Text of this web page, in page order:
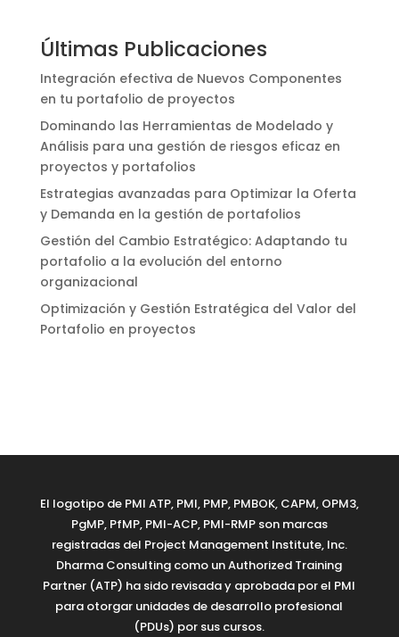
Últimas Publicaciones
Integración efectiva de Nuevos Componentes
en tu portafolio de proyectos
Dominando las Herramientas de Modelado y
Análisis para una gestión de riesgos eficaz en
proyectos y portafolios
Estrategias avanzadas para Optimizar la Oferta
y Demanda en la gestión de portafolios
Gestión del Cambio Estratégico: Adaptando tu
portafolio a la evolución del entorno
organizacional
Optimización y Gestión Estratégica del Valor del
Portafolio en proyectos
El logotipo de PMI ATP, PMI, PMP, PMBOK, CAPM, OPM3,
PgMP, PfMP, PMI-ACP, PMI-RMP son marcas
registradas del Project Management Institute, Inc.
Dharma Consulting como un Authorized Training
Partner (ATP) ha sido revisada y aprobada por el PMI
para otorgar unidades de desarrollo profesional
(PDUs) por sus cursos.